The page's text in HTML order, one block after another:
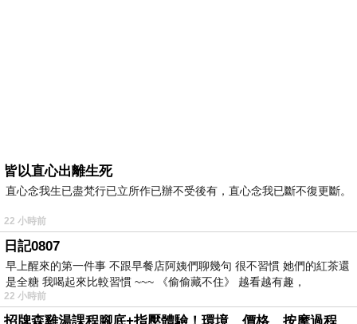
皆以直心出離生死
直心念我生已盡梵行已立所作已辦不受後有，直心念我已斷不復更斷。
22 小時前
日記0807
早上醒來的第一件事 不跟早餐店阿姨們聊幾句 很不習慣 她們的紅茶還
是全糖 我喝起來比較習慣 ~~~ 《偷偷藏不住》 越看越有趣，
22 小時前